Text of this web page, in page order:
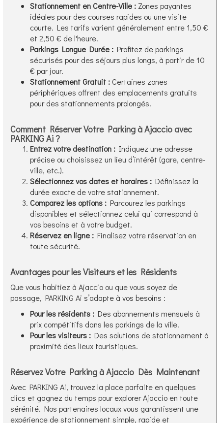
Stationnement en Centre-Ville : Zones payantes
idéales pour des courses rapides ou une visite
courte. Les tarifs varient généralement entre 1,50 €
et 2,50 € de l'heure.
Parkings Longue Durée : Profitez de parkings
sécurisés pour des séjours plus longs, à partir de 10
€ par jour.
Stationnement Gratuit :Certaines zones
périphériques offrent des emplacements gratuits
pour des stationnements prolongés.
Comment Réserver Votre Parking à Ajaccio avec
PARKING Ai ?
Entrez votre destination : Indiquez une adresse
précise ou choisissez un lieu d’intérêt (gare, centre-
ville, etc.).
Sélectionnez vos dates et horaires : Définissez la
durée exacte de votre stationnement.
Comparez les options : Parcourez les parkings
disponibles et sélectionnez celui qui correspond à
vos besoins et à votre budget.
Réservez en ligne : Finalisez votre réservation en
toute sécurité.
Avantages pour les Visiteurs et les Résidents
Que vous habitiez à Ajaccio ou que vous soyez de
passage, PARKING Ai s’adapte à vos besoins :
Pour les résidents : Des abonnements mensuels à
prix compétitifs dans les parkings de la ville.
Pour les visiteurs : Des solutions de stationnement à
proximité des lieux touristiques.
Réservez Votre Parking à Ajaccio Dès Maintenant
Avec PARKING Ai, trouvez la place parfaite en quelques
clics et gagnez du temps pour explorer Ajaccio en toute
sérénité. Nos partenaires locaux vous garantissent une
expérience de stationnement simple, rapide et